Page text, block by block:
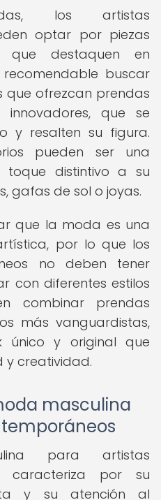
los artistas
optar por piezas
que destaquen en
buscar
que ofrezcan prendas
que se
y resalten su figura.
pueden ser una
distintivo a su
gafas de sol o joyas.
que la moda es una
por lo que los
no deben tener
con diferentes estilos
combinar prendas
más vanguardistas,
único y original que
y creatividad.
masculina
para artistas
caracteriza por su
y su atención al